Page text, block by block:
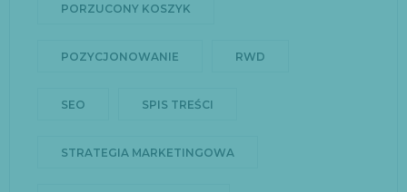
PORZUCONY KOSZYK
POZYCJONOWANIE RWD
SEO SPIS TREŚCI
STRATEGIA MARKETINGOWA